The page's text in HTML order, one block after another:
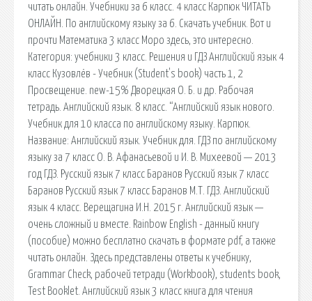
читать онлайн. Учебники за 6 класс. 4 класс Карпюк ЧИТАТЬ
ОНЛАЙН. По английскому языку за 6. Скачать учебник. Вот и
прочти Математика 3 класс Моро здесь, это интересно.
Категория: учебники 3 класс. Решения и ГДЗ Английский язык 4
класс Кузовлёв - Учебник (Student's book) часть 1, 2
Просвещение. new-15% Дворецкая О. Б. и др. Рабочая
тетрадь. Английский язык. 8 класс. “Английский язык нового.
Учебник для 10 класса по английскому языку. Карпюк.
Название: Английский язык. Учебник для. ГДЗ по английскому
языку за 7 класс О. В. Афанасьевой и И. В. Михеевой — 2013
год ГДЗ. Русский язык 7 класс Баранов Русский язык 7 класс
Баранов Русский язык 7 класс Баранов М.Т. ГДЗ. Английский
язык 4 класс. Верещагина И.Н. 2015 г. Английский язык —
очень сложный и вместе. Rainbow English - данный книгу
(пособие) можно бесплатно скачать в формате pdf, а также
читать онлайн. Здесь представлены ответы к учебнику,
Grammar Check, рабочей тетради (Workbook), students book,
Test Booklet. Английский язык 3 класс книга для чтения